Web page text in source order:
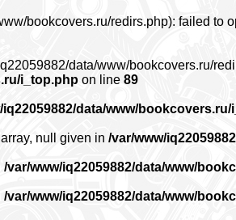
bookcovers.ru/redirs.php): failed to
data/www/bookcovers.ru/
i_top.php on line 89
iq22059882/data/www/
null given in /var/www/
/var/www/iq22059882/data/www/
/var/www/iq22059882/data/www/